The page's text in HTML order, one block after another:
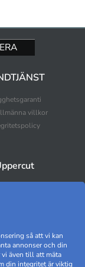
villkor
Friday
cookies
så att vi kan
annonser och din
även till att mäta
din integritet är viktig